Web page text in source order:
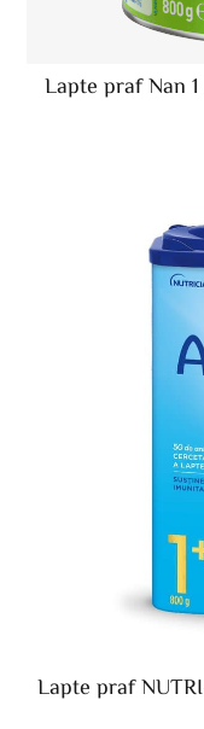
Lapte praf Nan
Lapte praf